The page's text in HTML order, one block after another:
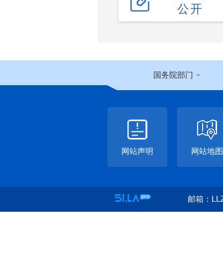
公开
国务院部门
网站声明 网站地图
邮箱：